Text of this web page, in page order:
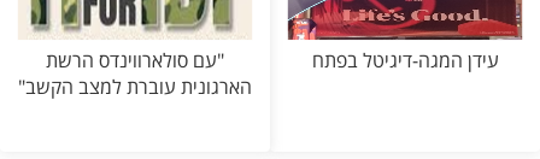
עידן המגה-דיגיטל בפתח
"עם סולארווינדס הרשת
הארגונית עוברת למצב הקשב"